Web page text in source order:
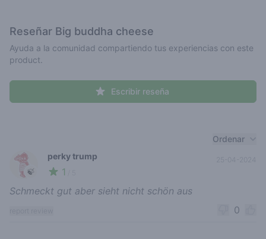
Reseñar Big buddha cheese
Ayuda a la comunidad compartiendo tus experiencias con este
product.
Escribir reseña
Ordenar
🍃
perky trump
1
Schmeckt gut aber sieht nicht schön aus
0